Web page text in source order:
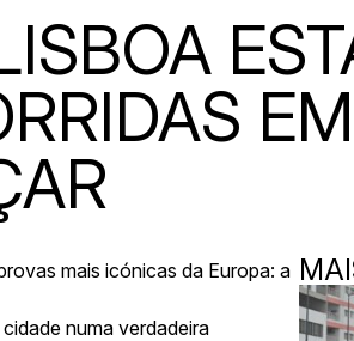
mais icónicas da Europa: a
numa verdadeira